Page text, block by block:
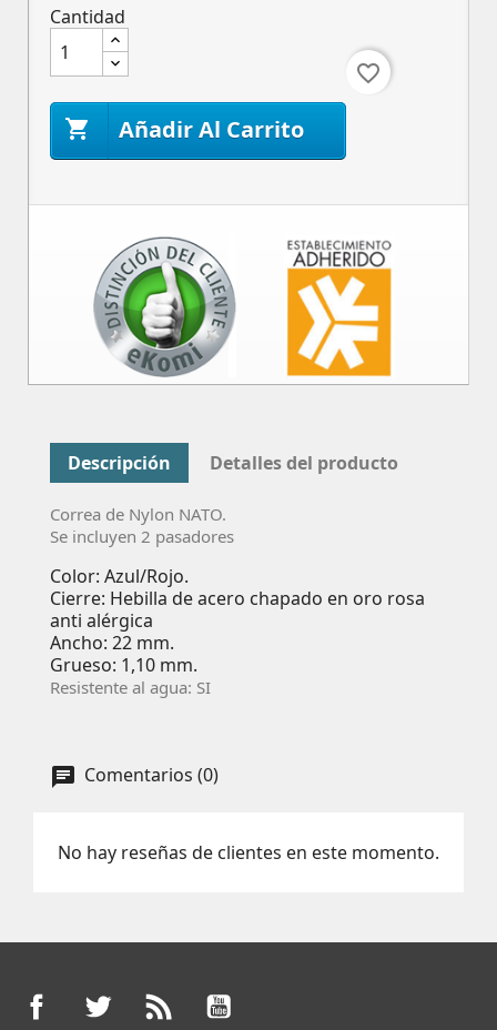
Cantidad
 Añadir Al Carrito
favorite_border
Descripción Detalles del producto
Correa de Nylon NATO.
Se incluyen 2 pasadores
Color: Azul/Rojo.
Cierre: Hebilla de acero chapado en oro rosa
anti alérgica
Ancho: 22 mm.
Grueso: 1,10 mm.
Resistente al agua: SI
Comentarios (0)
No hay reseñas de clientes en este momento.
FacebookTwitter